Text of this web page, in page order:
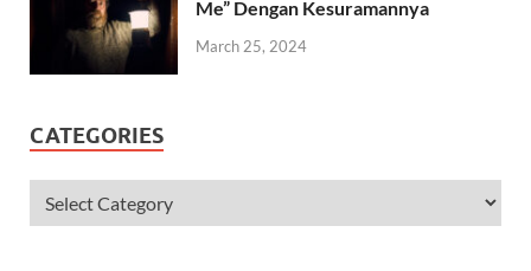
Me” Dengan Kesuramannya
March 25, 2024
CATEGORIES